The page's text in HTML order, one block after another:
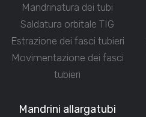
Mandrinatura dei tubi
Saldatura orbitale TIG
Estrazione dei fasci tubieri
Movimentazione dei fasci
tubieri
Mandrini allargatubi